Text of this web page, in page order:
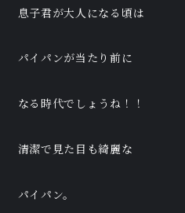
息子君が大人になる頃は
パイパンが当たり前に
なる時代でしょうね！！
清潔で見た目も綺麗な
パイパン。